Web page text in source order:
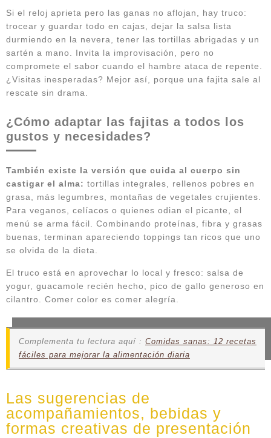
Si el reloj aprieta pero las ganas no aflojan, hay truco:
trocear y guardar todo en cajas, dejar la salsa lista
durmiendo en la nevera, tener las tortillas abrigadas y un
sartén a mano. Invita la improvisación, pero no
compromete el sabor cuando el hambre ataca de repente.
¿Visitas inesperadas? Mejor así, porque una fajita sale al
rescate sin drama.
¿Cómo adaptar las fajitas a todos los
gustos y necesidades?
También existe la versión que cuida al cuerpo sin
castigar el alma: tortillas integrales, rellenos pobres en
grasa, más legumbres, montañas de vegetales crujientes.
Para veganos, celíacos o quienes odian el picante, el
menú se arma fácil. Combinando proteínas, fibra y grasas
buenas, terminan apareciendo toppings tan ricos que uno
se olvida de la dieta.
El truco está en aprovechar lo local y fresco: salsa de
yogur, guacamole recién hecho, pico de gallo generoso en
cilantro. Comer color es comer alegría.
Complementa tu lectura aquí : Comidas sanas: 12 recetas
fáciles para mejorar la alimentación diaria
Las sugerencias de
acompañamientos, bebidas y
formas creativas de presentación